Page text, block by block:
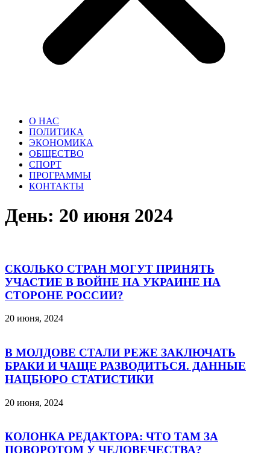
О НАС
ПОЛИТИКА
ЭКОНОМИКА
ОБЩЕСТВО
СПОРТ
ПРОГРАММЫ
КОНТАКТЫ
День: 20 июня 2024
СКОЛЬКО СТРАН МОГУТ ПРИНЯТЬ
УЧАСТИЕ В ВОЙНЕ НА УКРАИНЕ НА
СТОРОНЕ РОССИИ?
20 июня, 2024
В МОЛДОВЕ СТАЛИ РЕЖЕ ЗАКЛЮЧАТЬ
БРАКИ И ЧАЩЕ РАЗВОДИТЬСЯ. ДАННЫЕ
НАЦБЮРО СТАТИСТИКИ
20 июня, 2024
КОЛОНКА РЕДАКТОРА: ЧТО ТАМ ЗА
ПОВОРОТОМ У ЧЕЛОВЕЧЕСТВА?